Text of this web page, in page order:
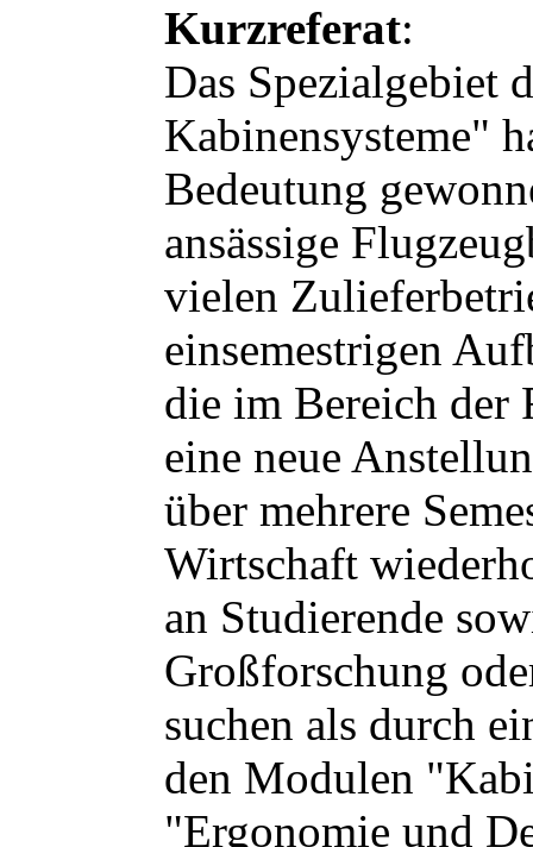
Kurzreferat:
Das Spezialgebiet
Kabinensysteme"
Bedeutung
ansässige
vielen
einsemestrigen
die im Bereich der
eine neue
über mehrere
Wirtschaft
an Studierende
Großforschung
suchen als durch
den Modulen
"Ergonomie und